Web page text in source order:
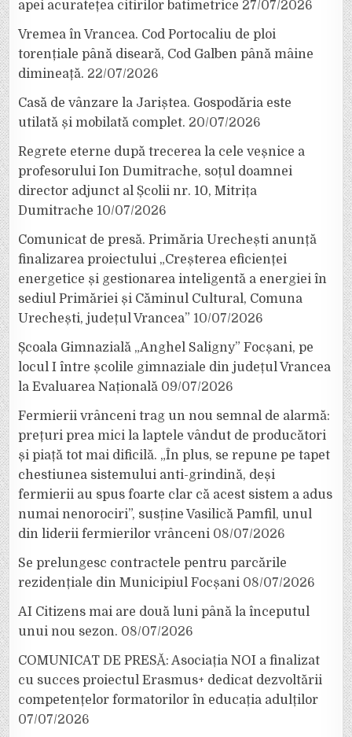
apei acuratețea citirilor batimetrice 27/07/2026
Vremea în Vrancea. Cod Portocaliu de ploi
torențiale până diseară, Cod Galben până mâine
dimineață. 22/07/2026
Casă de vânzare la Jariștea. Gospodăria este
utilată și mobilată complet. 20/07/2026
Regrete eterne după trecerea la cele veșnice a
profesorului Ion Dumitrache, soțul doamnei
director adjunct al Școlii nr. 10, Mitrița
Dumitrache 10/07/2026
Comunicat de presă. Primăria Urechești anunță
finalizarea proiectului „Creșterea eficienței
energetice și gestionarea inteligentă a energiei în
sediul Primăriei și Căminul Cultural, Comuna
Urechești, județul Vrancea” 10/07/2026
Școala Gimnazială „Anghel Saligny” Focșani, pe
locul I între școlile gimnaziale din județul Vrancea
la Evaluarea Națională 09/07/2026
Fermierii vrânceni trag un nou semnal de alarmă:
prețuri prea mici la laptele vândut de producători
și piață tot mai dificilă. „În plus, se repune pe tapet
chestiunea sistemului anti-grindină, deși
fermierii au spus foarte clar că acest sistem a adus
numai nenorociri”, susține Vasilică Pamfil, unul
din liderii fermierilor vrânceni 08/07/2026
Se prelungesc contractele pentru parcările
rezidențiale din Municipiul Focșani 08/07/2026
AI Citizens mai are două luni până la începutul
unui nou sezon. 08/07/2026
COMUNICAT DE PRESĂ: Asociația NOI a finalizat
cu succes proiectul Erasmus+ dedicat dezvoltării
competențelor formatorilor în educația adulților
07/07/2026